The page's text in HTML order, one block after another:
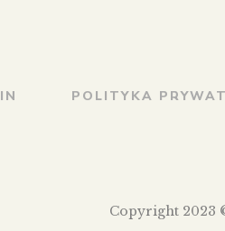
POLITYKA
Copyright 2023